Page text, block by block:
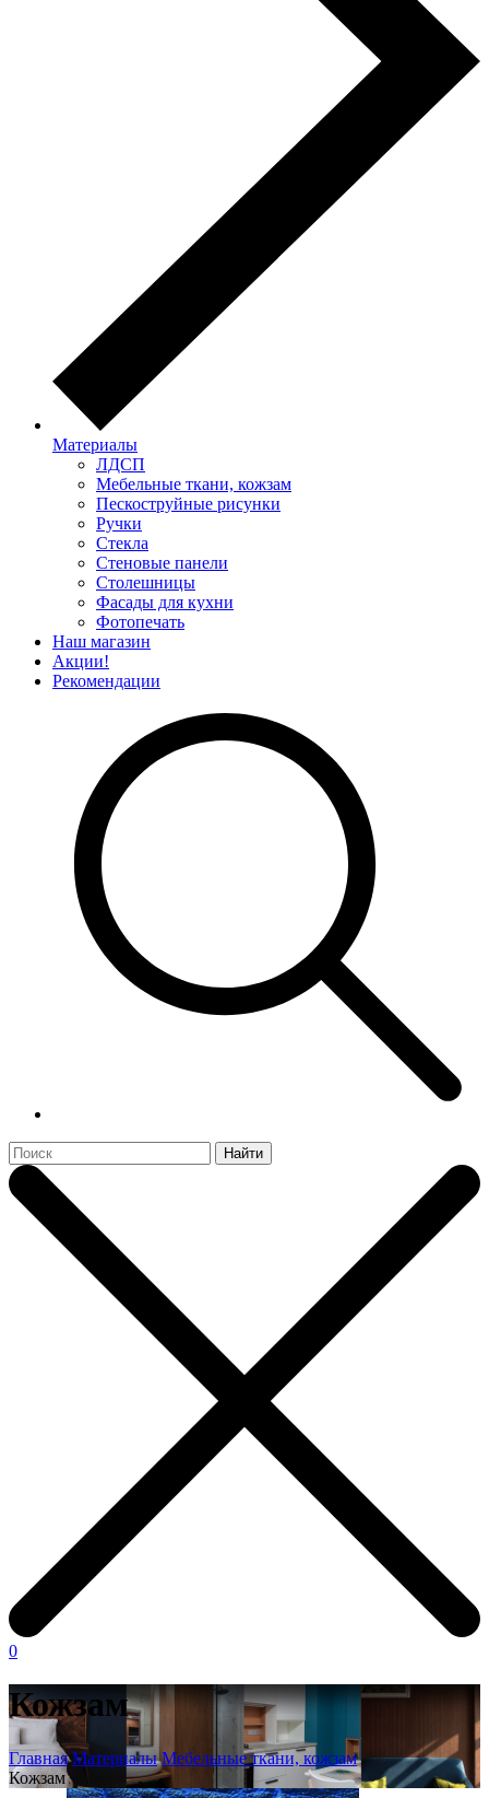
Материалы
ЛДСП
Мебельные ткани, кожзам
Пескоструйные рисунки
Ручки
Стекла
Стеновые панели
Столешницы
Фасады для кухни
Фотопечать
Наш магазин
Акции!
Рекомендации
Найти
0
Кожзам
Главная Материалы Мебельные ткани, кожзам
Кожзам